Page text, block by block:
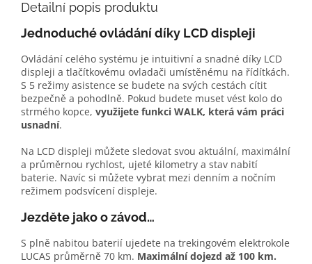
Detailní popis produktu
Jednoduché ovládání díky LCD displeji
Ovládání celého systému je intuitivní a snadné díky LCD
displeji a tlačítkovému ovladači umístěnému na řídítkách.
S 5 režimy asistence se budete na svých cestách cítit
bezpečně a pohodlně. Pokud budete muset vést kolo do
strmého kopce, využijete funkci WALK, která vám práci
usnadní.
Na LCD displeji můžete sledovat svou aktuální, maximální
a průměrnou rychlost, ujeté kilometry a stav nabití
baterie. Navíc si můžete vybrat mezi denním a nočním
režimem podsvícení displeje.
Jezděte jako o závod…
S plně nabitou baterií ujedete na trekingovém elektrokole
LUCAS průměrně 70 km. Maximální dojezd až 100 km.